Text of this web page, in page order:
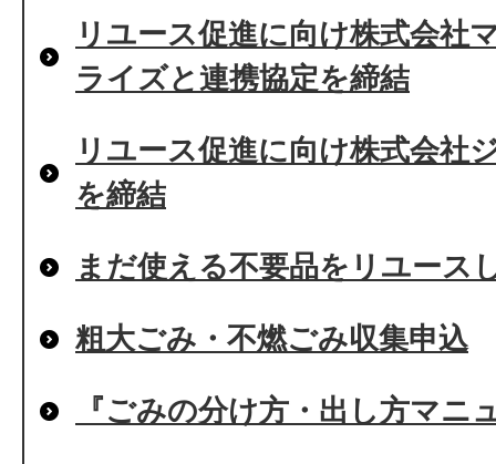
リユース促進に向け株式会社
ライズと連携協定を締結
リユース促進に向け株式会社
を締結
まだ使える不要品をリユース
粗大ごみ・不燃ごみ収集申込
『ごみの分け方・出し方マニ